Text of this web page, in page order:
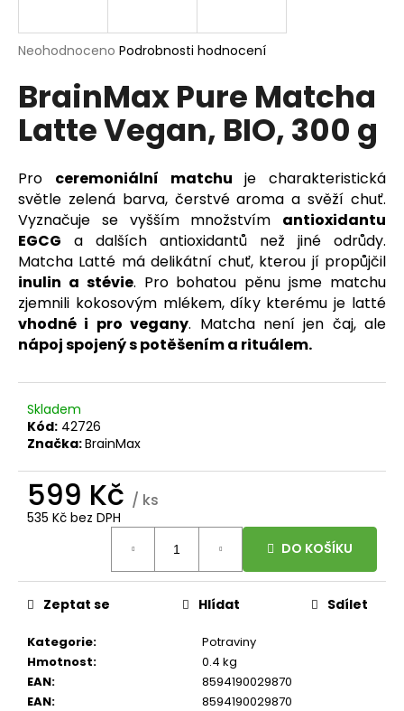
Průměrné
produktu
je
0,0
hvězdiček.
Neohodnoceno Podrobnosti hodnocení
BrainMax Pure Matcha
Latte Vegan, BIO, 300 g
Pro ceremoniální matchu je charakteristická
světle zelená barva, čerstvé aroma a svěží chuť.
Vyznačuje se vyšším množstvím antioxidantu
EGCG a dalších antioxidantů než jiné odrůdy.
Matcha Latté má delikátní chuť, kterou jí propůjčil
inulin a stévie. Pro bohatou pěnu jsme matchu
zjemnili kokosovým mlékem, díky kterému je latté
vhodné i pro vegany. Matcha není jen čaj, ale
nápoj spojený s potěšením a rituálem.
Skladem
Kód: 42726
Značka:BrainMax
599 Kč / ks
535 Kč bez DPH
DO KOŠÍKU
Kategorie:
Potraviny
Hmotnost:
0.4 kg
EAN:
8594190029870
EAN: 8594190029870
Zeptat se Hlídat Sdílet
j
t
?
HLEDAT
D
o
p
o
u
č
u
e
m
e
250
100
KAPSLÍ
(HOŘČÍK,
GABA,
L-